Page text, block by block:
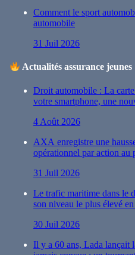
Comment le sport
automobile
31 Juil 2026
Actualités assurance jeunes
Droit automobile : La
votre smartphone, une
4 Août 2026
AXA enregistre une
opérationnel par action au
31 Juil 2026
Le trafic maritime dans le
son niveau le plus élevé
30 Juil 2026
Il y a 60 ans, Lada lançait